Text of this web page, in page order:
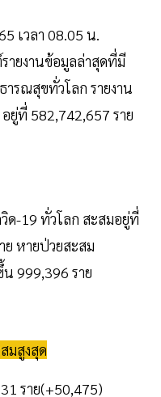
เวลา 08.05 น.
ายงานข้อมูลล่าสุดที่มี
ารณสุขทั่วโลก รายงาน
ยู่ที่ 582,742,657 ราย
ด-19 ทั่วโลก สะสมอยู่ที่
ย หายป่วยสะสม
999,396 ราย
มสูงสุด
ราย(+50,475)